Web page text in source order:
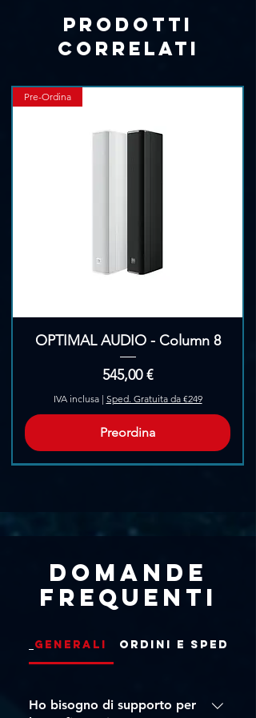
Prodotti
correlati
Pre-Ordina
OPTIMAL AUDIO - Column 8
Prezzo
545,00 €
IVA inclusa| Sped. Gratuita da €249
Preordina
Domande
frequenti
Generali Ordini e
Ho bisogno di supporto per